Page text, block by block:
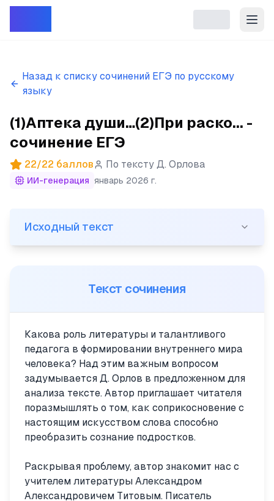
Назад к списку сочинений ЕГЭ по русскому
языку
(1)Аптека души…(2)При раско... -
сочинение ЕГЭ
22/22 баллов По тексту Д. Орлова
ИИ-генерация январь 2026 г.
(1)Аптека души…(2)При раскопках дворца одного
Исходный текст
Текст сочинения
Какова роль литературы и талантливого
педагога в формировании внутреннего мира
человека? Над этим важным вопросом
задумывается Д. Орлов в предложенном для
анализа тексте. Автор приглашает читателя
поразмышлять о том, как соприкосновение с
настоящим искусством слова способно
преобразить сознание подростков.
Раскрывая проблему, автор знакомит нас с
учителем литературы Александром
Александровичем Титовым. Писатель